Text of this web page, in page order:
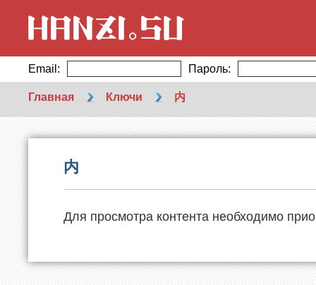
Email: Пароль:
Главная Ключи 内
内
Для просмотра контента необходимо